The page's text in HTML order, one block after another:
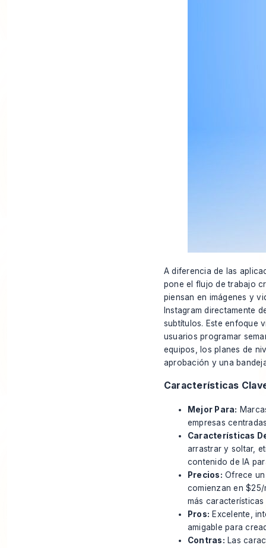
A diferencia de las
pone el flujo de trabajo
piensan en imágenes y
Instagram directamente
subtítulos. Este enfoque
usuarios programar
equipos, los planes de
aprobación y una
Características
Mejor Para:
empresas
Características
arrastrar y soltar,
contenido de IA
Precios: Ofrece
comienzan en
más
Pros: Excelente,
amigable para
Contras: Las